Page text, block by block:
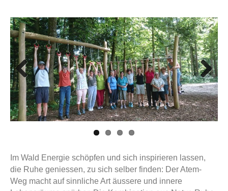
Previous Next
Im Wald Energie schöpfen und sich inspirieren lassen,
die Ruhe geniessen, zu sich selber finden: Der Atem-
Weg macht auf sinnliche Art äussere und innere